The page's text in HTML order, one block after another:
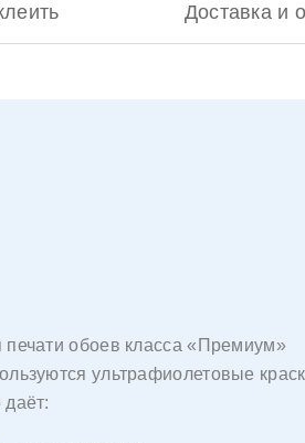
Доставка и
печати обоев класса «Премиум»
ультрафиолетовые
даёт: